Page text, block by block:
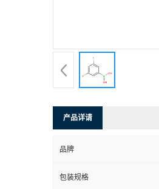
产品详请
品牌
包装规格